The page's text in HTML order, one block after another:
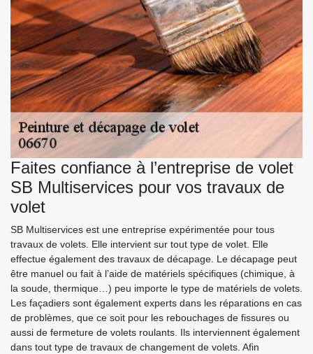
Faites confiance à l’entreprise de volet
SB Multiservices pour vos travaux de
volet
SB Multiservices est une entreprise expérimentée pour tous
travaux de volets. Elle intervient sur tout type de volet. Elle
effectue également des travaux de décapage. Le décapage peut
être manuel ou fait à l’aide de matériels spécifiques (chimique, à
la soude, thermique…) peu importe le type de matériels de volets.
Les façadiers sont également experts dans les réparations en cas
de problèmes, que ce soit pour les rebouchages de fissures ou
aussi de fermeture de volets roulants. Ils interviennent également
dans tout type de travaux de changement de volets. Afin